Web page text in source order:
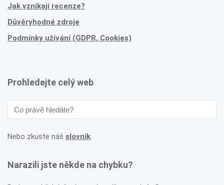
Jak vznikají recenze?
Důvěryhodné zdroje
Podmínky užívání (GDPR, Cookies)
Prohledejte celý web
Nebo zkuste náš slovník.
Narazili jste někde na chybku?